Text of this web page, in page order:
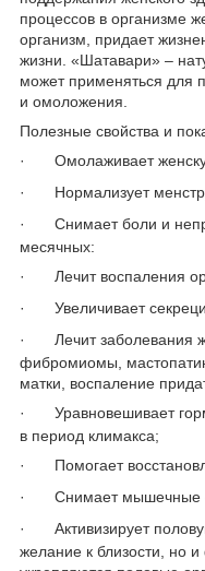
процессов в организме
организм, придает
жизни. «Шатавари» –
может применяться для
и омоложения.
Полезные свойства и
·
Омолаживает
·
Нормализует
·
Снимает боли и
месячных:
·
Лечит воспаления
·
Увеличивает
·
Лечит заболевания
фибромиомы,
матки, воспаление
·
Уравновешивает
в период климакса;
·
Помогает
·
Снимает мышечные
·
Активизирует
желание к близости, но и